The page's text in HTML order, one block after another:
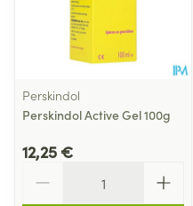
Perskindol
Perskindol Active Gel 100g
12,25 €